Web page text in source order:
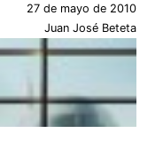
27 de mayo de 2010
Juan José Beteta